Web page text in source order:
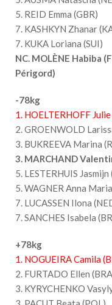
5. REID Emma (GBR)
7. KASHKYN Zhanar
7. KUKA Loriana (SUI)
NC. MOLÈNE Habiba
Périgord)
-78kg
1. HOELTERHOFF Julie
2. GROENWOLD
3. BUKREEVA Marina
3. MARCHAND
5. LESTERHUIS Jasmijn
5. WAGNER Anna
7. LUCASSEN Ilona
7. SANCHES Isabela
+78kg
1. NOGUEIRA Camila
2. FURTADO Ellen
3. KYRYCHENKO